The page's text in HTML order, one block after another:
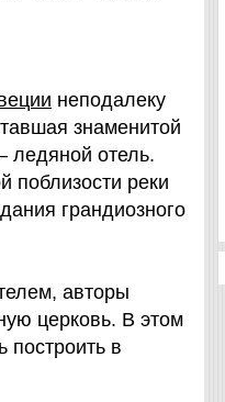
неподалеку
знаменитой
ледяной отель.
поблизости реки
грандиозного
авторы
церковь. В этом
построить в